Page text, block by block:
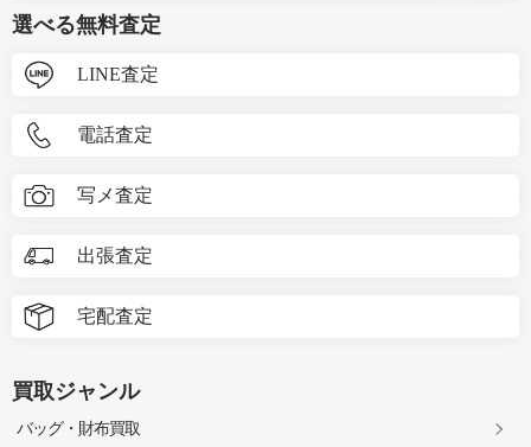
選べる無料査定
LINE査定
電話査定
写メ査定
出張査定
宅配査定
買取ジャンル
バッグ・財布買取